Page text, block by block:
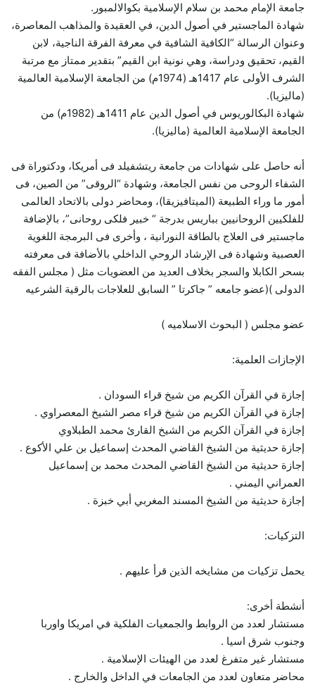
جامعة الإمام محمد بن سلام الإسلامية بكوالالمبور.
شهادة الماجستير في أصول الدين، في العقيدة والمذاهب المعاصرة،
وعنوان الرسالة “الكافية الشافية في معرفة الفرقة الناجية، لابن
القيم، تحقيق ودراسة، وهي نونية ابن القيم” بتقدير ممتاز مع مرتبة
الشرف الأولى عام 1417هـ (1974م) من الجامعة الإسلامية العالمية
(ماليزيا).
شهادة البكالوريوس في أصول الدين عام 1411هـ (1982م) من
الجامعة الإسلامية العالمية (ماليزيا).
أنه حاصل على شهادات من جامعة ريتشفيلد فى أمريكا، ودكتوراة فى
الشفاء الروحى من نفس الجامعة، وشهادة “الروقى” من الصين، فى
أمور ما وراء الطبيعة (الميتافيزيقا)، ومحاضر دولى بالاتحاد العالمى
للفلكيين الروحانيين بباريس بدرجة “ خبير فلكى روحانى”، بالإضافة
ماجستير فى العلاج بالطاقة النورانية ، وأخرى فى البرمجة اللغوية
العصبية وشهادة فى الإرشاد الروحي الداخلي بالأضافة فى معرفته
بسحر الكابلا والسجر بخلاف العديد من العضويات مثل ( مجلس الفقه
الدولى )(عضو جامعه ” جاكرتا ” السابق للعلاجات بالرقية الشرعيه
عضو مجلس ( البحوث الاسلاميه )
الإجازات العلمية:
إجازة في القرآن الكريم من شيخ قراء السودان .
إجازة في القرآن الكريم من شيخ قراء مصر الشيخ المعصراوي .
إجازة في القرآن الكريم من الشيخ القارئ محمد الطبلاوي
إجازة حديثية من الشيخ القاضي المحدث إسماعيل بن علي الأكوع .
إجازة حديثية من الشيخ القاضي المحدث محمد بن إسماعيل
العمراني اليمني .
إجازة حديثية من الشيخ المسند المغربي أبي خبزة .
التزكيات:
يحمل تزكيات من مشايخه الذين قرأ عليهم .
أنشطة أخرى:
مستشار لعدد من الروابط والجمعيات الفلكية في امريكا واوربا
وجنوب شرق اسيا .
مستشار غير متفرغ لعدد من الهيئات الإسلامية .
محاضر متعاون لعدد من الجامعات في الداخل والخارج .